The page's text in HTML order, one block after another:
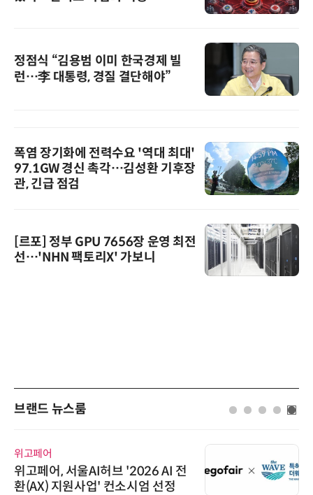
정점식 “김용범 이미 한국경제 빌
런…李 대통령, 경질 결단해야”
폭염 장기화에 전력수요 '역대 최대'
97.1GW 경신 촉각…김성환 기후장
관, 긴급 점검
[르포] 정부 GPU 7656장 운영 최전
선…'NHN 팩토리X' 가보니
브랜드 뉴스룸
위고페어
위고페어, 서울AI허브 '2026 AI 전
환(AX) 지원사업' 컨소시엄 선정